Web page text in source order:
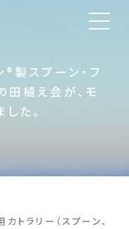
製スプーン・フ
植え会が、モ
た。
トラリー（スプーン、